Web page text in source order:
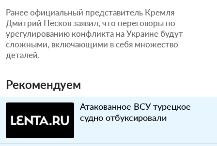
Ранее официальный представитель Кремля
Дмитрий Песков заявил, что переговоры по
урегулированию конфликта на Украине будут
сложными, включающими в себя множество
деталей.
Рекомендуем
Атакованное ВСУ турецкое
судно отбуксировали